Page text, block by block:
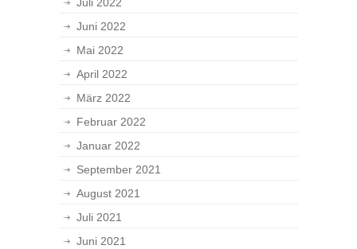
Juni 2022
Mai 2022
April 2022
März 2022
Februar 2022
Januar 2022
September 2021
August 2021
Juli 2021
Juni 2021